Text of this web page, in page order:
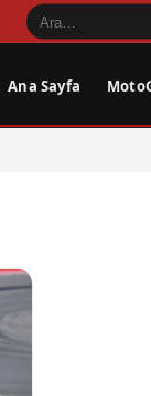
Ana Sayfa